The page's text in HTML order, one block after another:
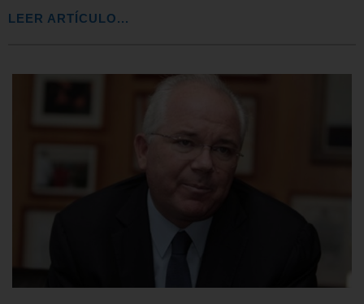
LEER ARTÍCULO...